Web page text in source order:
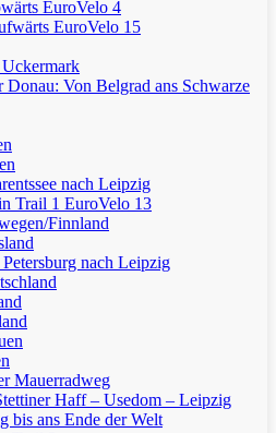
EuroVelo 4
EuroVelo 15
Donau: Von Belgrad ans Schwarze
nach Leipzig
Trail 1 EuroVelo 13
Finnland
nach Leipzig
Mauerradweg
Haff – Usedom – Leipzig
bis ans Ende der Welt